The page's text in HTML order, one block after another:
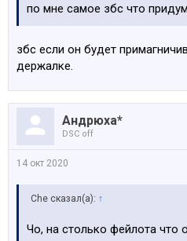
по мне самое збс что
збс если он будет
держалке.
Андрюха*
DSC off
14 окт 2020
Che сказал(а): ↑
Чо, на столько фейлота что